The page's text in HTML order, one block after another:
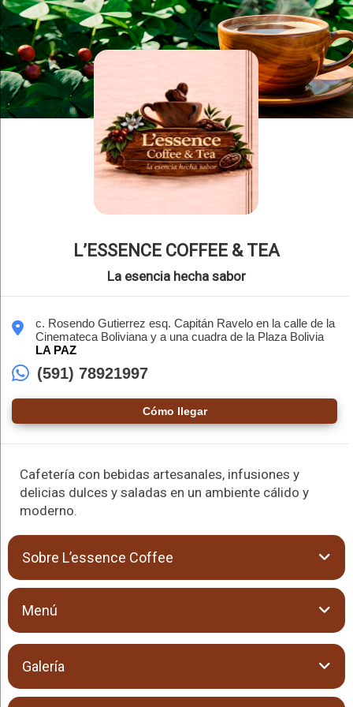
L’ESSENCE COFFEE & TEA
La esencia hecha sabor
c. Rosendo Gutierrez esq. Capitán Ravelo en la calle de la
Cinemateca Boliviana y a una cuadra de la Plaza Bolivia
LA PAZ
(591) 78921997
Cómo llegar
Cafetería con bebidas artesanales, infusiones y
delicias dulces y saladas en un ambiente cálido y
moderno.
Sobre L’essence Coffee
L’essence Coffee & Tea es un espacio pensado para que
disfrutes una experiencia única en La Paz, combinando un
ambiente acogedor con una amplia variedad de bebidas y
opciones gastronómicas. Es el lugar ideal para relajarte,
compartir y disfrutar de momentos especiales con un toque
Menú
Galería